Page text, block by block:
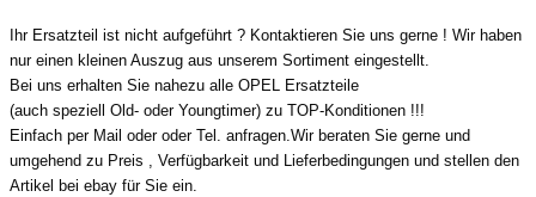
Ihr Ersatzteil ist nicht aufgeführt ? Kontaktieren Sie uns gerne ! Wir haben
nur einen kleinen Auszug aus unserem Sortiment eingestellt.
Bei uns erhalten Sie nahezu alle OPEL Ersatzteile
(auch speziell Old- oder Youngtimer) zu TOP-Konditionen !!!
Einfach per Mail oder oder Tel. anfragen.Wir beraten Sie gerne und
umgehend zu Preis , Verfügbarkeit und Lieferbedingungen und stellen den
Artikel bei ebay für Sie ein.